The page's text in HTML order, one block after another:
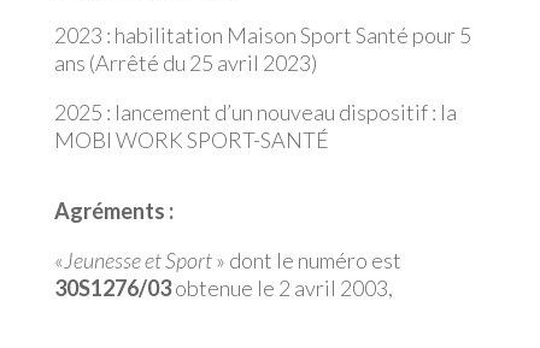
2023 : habilitation Maison Sport Santé pour 5
ans (Arrêté du 25 avril 2023)
2025 : lancement d’un nouveau dispositif : la
MOBI WORK SPORT-SANTÉ
Agréments :
« Jeunesse et Sport» dont le numéro est
30S1276/03obtenue le 2 avril 2003,